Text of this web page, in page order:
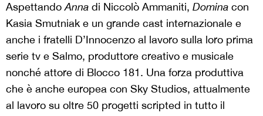
AspettandoAnna di Niccolò Ammaniti, Domina con
Kasia Smutniak e un grande cast internazionale e
anche i fratelli D’Innocenzo al lavoro sulla loro prima
serie tv e Salmo, produttore creativo e musicale
nonché attore di Blocco 181. Una forza produttiva
che è anche europea con Sky Studios, attualmente
al lavoro su oltre 50 progetti scripted in tutto il